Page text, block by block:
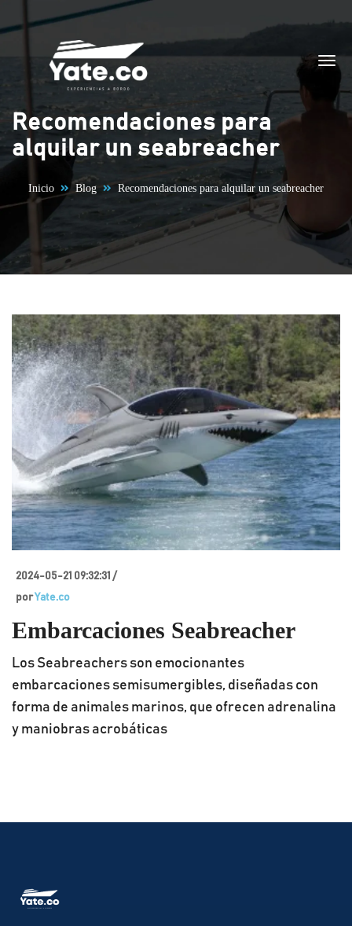
Saltar al contenido
Recomendaciones para
alquilar un seabreacher
Inicio Blog Recomendaciones para alquilar un seabreacher
2024-05-21 09:32:31 /
porYate.co
Embarcaciones Seabreacher
Los Seabreachers son emocionantes
embarcaciones semisumergibles, diseñadas con
forma de animales marinos, que ofrecen adrenalina
y maniobras acrobáticas